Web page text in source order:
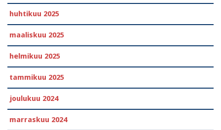
huhtikuu 2025
maaliskuu 2025
helmikuu 2025
tammikuu 2025
joulukuu 2024
marraskuu 2024